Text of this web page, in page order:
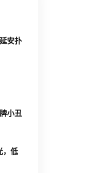
安扑
小丑
，低